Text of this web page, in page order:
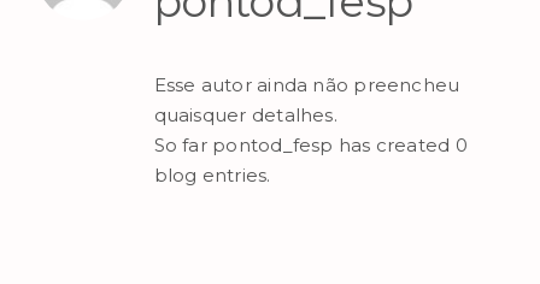
Esse autor ainda não preencheu
quaisquer detalhes.
So far pontod_fesp has created 0
blog entries.